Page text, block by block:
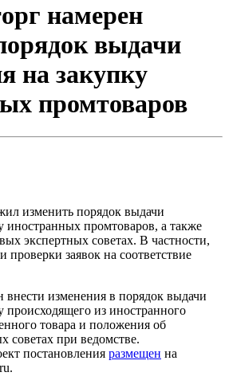
намерен
выдачи
на закупку
промтоваров
изменить порядок выдачи
иностранных промтоваров, а также
экспертных советах. В частности,
проверки заявок на соответствие
изменения в порядок выдачи
происходящего из иностранного
товара и положения об
советах при ведомстве.
постановления размещен на